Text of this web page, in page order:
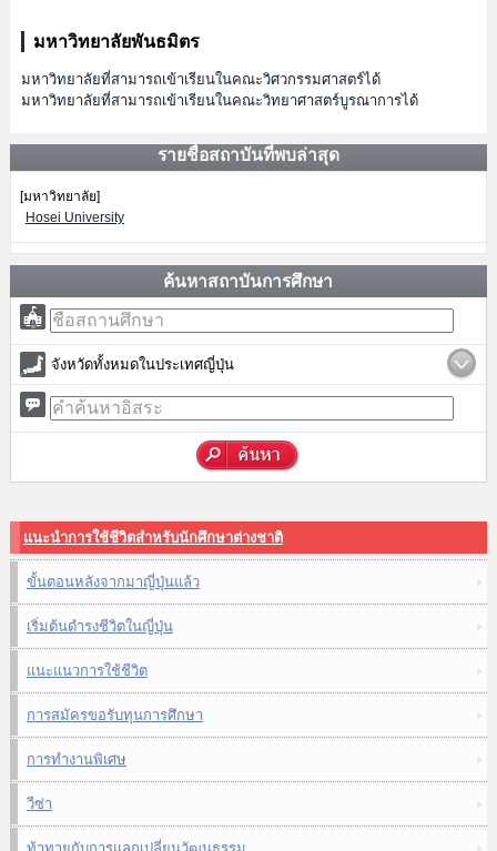
มหาวิทยาลัยพันธมิตร
มหาวิทยาลัยที่สามารถเข้าเรียนในคณะวิศวกรรมศาสตร์ได้
มหาวิทยาลัยที่สามารถเข้าเรียนในคณะวิทยาศาสตร์บูรณาการได้
รายชื่อสถาบันที่พบล่าสุด
[มหาวิทยาลัย]
Hosei University
ค้นหาสถาบันการศึกษา
จังหวัดทั้งหมดในประเทศญี่ปุ่น
แนะนำการใช้ชีวิตสำหรับนักศึกษาต่างชาติ
ขั้นตอนหลังจากมาญี่ปุ่นแล้ว
เริ่มต้นดำรงชีวิตในญี่ปุ่น
แนะแนวการใช้ชีวิต
การสมัครขอรับทุนการศึกษา
การทำงานพิเศษ
วีซ่า